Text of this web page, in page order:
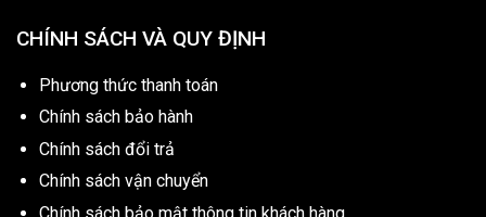
CHÍNH SÁCH VÀ QUY ĐỊNH
Phương thức thanh toán
Chính sách bảo hành
Chính sách đổi trả
Chính sách vận chuyển